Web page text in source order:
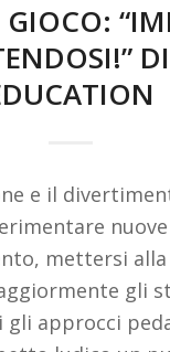
e il
mettersi alla
gli
approcci